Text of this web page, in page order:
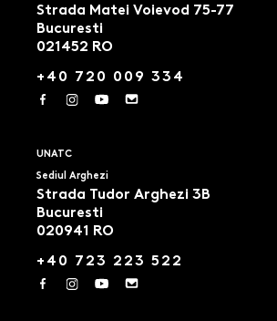
Strada Matei Voievod 75-77
Bucuresti
021452 RO
+40 720 009 334
UNATC
Sediul Arghezi
Strada Tudor Arghezi 3B
Bucuresti
020941 RO
+40 723 223 522